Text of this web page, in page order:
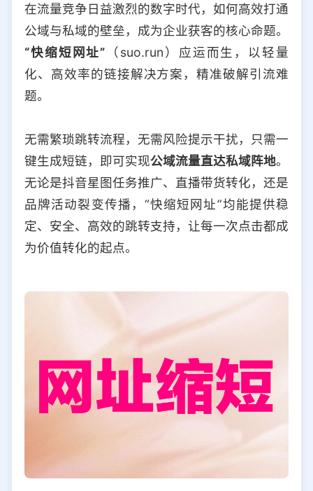
在流量竞争日益激烈的数字时代，如何高效打通
公域与私域的壁垒，成为企业获客的核心命题。
“快缩短网址” （suo.run）应运而生，以轻量
化、高效率的链接解决方案，精准破解引流难
题。
无需繁琐跳转流程，无需风险提示干扰，只需一
键生成短链，即可实现公域流量直达私域阵地。
无论是抖音星图任务推广、直播带货转化，还是
品牌活动裂变传播，“快缩短网址”均能提供稳
定、安全、高效的跳转支持，让每一次点击都成
为价值转化的起点。